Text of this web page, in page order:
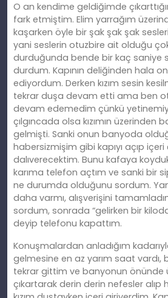
O an kendime geldiğimde
fark etmiştim. Elim yarrağım
kaşarken öyle bir şak şak şak
yani seslerin otuzbire ait olduğu çok
durduğunda bende bir kaç saniye
durdum. Kapının deliğinden hala
ediyordum. Derken kızım sesin
tekrar duşa devam etti ama ben
devam edemedim çünkü
çılgıncada olsa kızımın üzerinden
gelmişti. Sanki onun banyoda
habersizmişim gibi kapıyı açıp
dalıverecektim. Bunu kafaya
karıma telefon açtım ve sanki bir
ne durumda olduğunu sordum.
daha varmı, alışverişini
sordum, sonrada “gelirken bir kiloda
deyip telefonu kapattım.
Konuşmalardan anladığım
gelmesine en az yarım saat vardı,
tekrar gittim ve banyonun önünde
çıkartarak derin derin nefesler alıp